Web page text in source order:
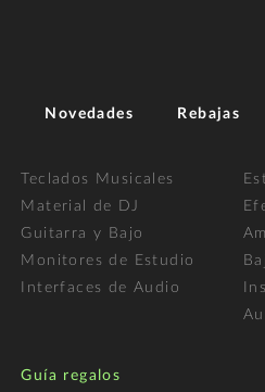
Novedades Rebajas
Teclados Musicales
Material de DJ
Guitarra y Bajo
Monitores de Estudio
Interfaces de Audio
Guía regalos